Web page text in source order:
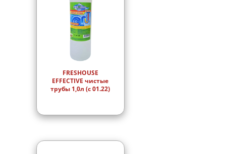
FRESHOUSE
EFFECTIVE чистые
трубы 1,0л (с 01.22)